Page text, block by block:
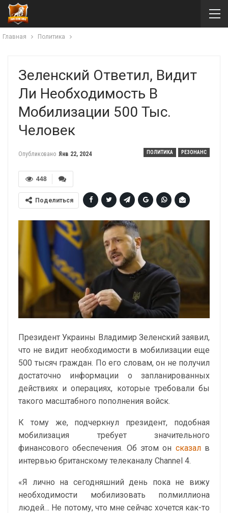
Главная Политика
Зеленский Ответил, Видит
Ли Необходимость В
Мобилизации 500 Тыс.
Человек
ПОЛИТИКА РЕЗОНАНС
Опубликовано Янв 22, 2024
448
Поделиться
Президент Украины Владимир Зеленский заявил,
что не видит необходимости в мобилизации еще
500 тысяч граждан. По его словам, он не получил
достаточно информации о запланированных
действиях и операциях, которые требовали бы
такого масштабного пополнения войск.
К тому же, подчеркнул президент, подобная
мобилизация требует значительного
финансового обеспечения. Об этом он сказалв
интервью британскому телеканалу Channel 4.
«Я лично на сегодняшний день пока не вижу
необходимости мобилизовать полмиллиона
людей… Не потому, что мне сейчас хочется как-то